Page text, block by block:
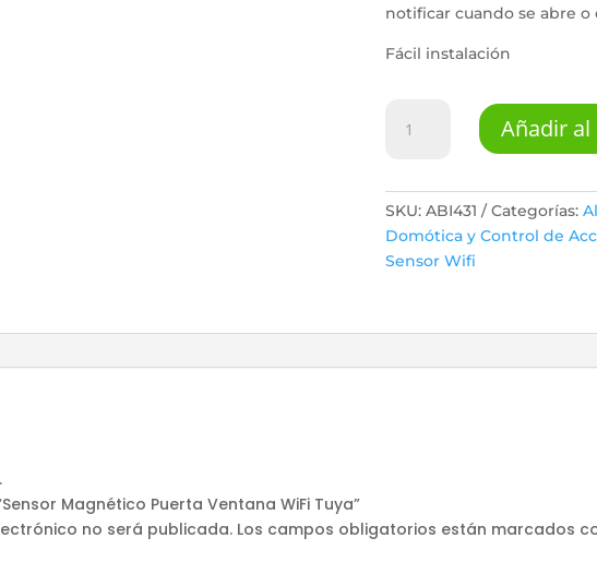
notificar cuando se abre o
Fácil instalación
Magnético
Ventana
WiFi
Tuya
cantidad
Añadir
SKU: ABI431 Categorías:
Domótica y Control de
Sensor Wifi
Magnético Puerta Ventana WiFi Tuya”
no será publicada. Los campos obligatorios están marcados